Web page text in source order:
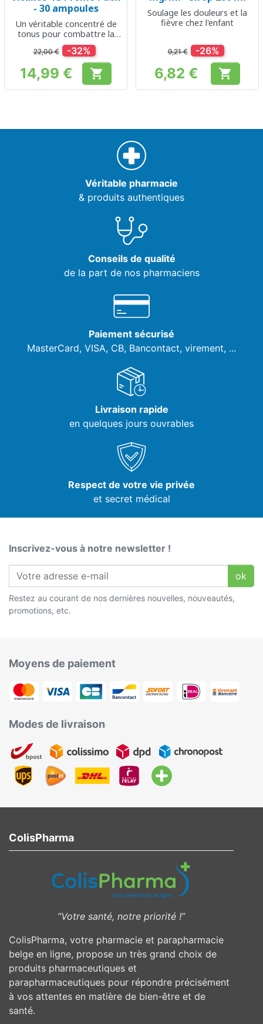
- 30 ampoules
Un véritable concentré de
tonus pour combattre la
fatigue
22,00 € -32%
Prix
14,99 € 
Soulage les douleurs et la
fièvre chez l'enfant
9,21 € -26%
Prix
6,82 € 
Véritable pharmacie
& produits authentiques
Conseils de qualité
de la part de nos pharmaciens
Paiement sécurisé
MasterCard, VISA, CB, Bancontact, virement, ...
Livraison rapide
en quelques jours ouvrables
Respect de votre vie privée
et secret médical
Inscrivez-vous à notre newsletter !
ok
Restez au courant de nos dernières nouvelles, nouveautés,
promotions, etc.
Moyens de paiement
Modes de livraison
ColisPharma
”Votre santé, notre priorité !”
ColisPharma, votre pharmacie et parapharmacie
belge en ligne, propose un très grand choix de
produits pharmaceutiques et
parapharmaceutiques pour répondre précisément
à vos attentes en matière de bien-être et de
santé.